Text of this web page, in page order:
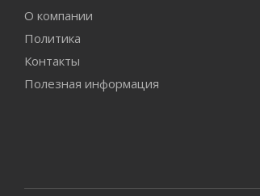
О компании
Политика
Контакты
Полезная информация